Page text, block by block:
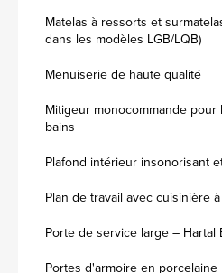
Matelas à ressorts et
dans les modèles LGB/LQB)
Menuiserie de haute qualité
Mitigeur monocommande
bains
Plafond intérieur insonorisant
Plan de travail avec cuisinière
Porte de service large – Hartal
Portes d'armoire en porcelaine